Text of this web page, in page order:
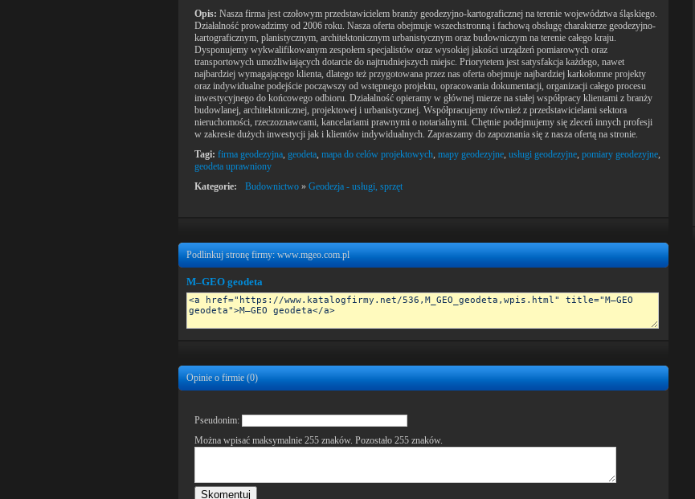
Opis: Nasza firma jest czołowym przedstawicielem branży geodezyjno-kartograficznej na terenie województwa śląskiego.
Działalność prowadzimy od 2006 roku. Nasza oferta obejmuje wszechstronną i fachową obsługę charakterze geodezyjno-
kartograficznym, planistycznym, architektonicznym urbanistycznym oraz budowniczym na terenie całego kraju.
Dysponujemy wykwalifikowanym zespołem specjalistów oraz wysokiej jakości urządzeń pomiarowych oraz
transportowych umożliwiających dotarcie do najtrudniejszych miejsc. Priorytetem jest satysfakcja każdego, nawet
najbardziej wymagającego klienta, dlatego też przygotowana przez nas oferta obejmuje najbardziej karkołomne projekty
oraz indywidualne podejście począwszy od wstępnego projektu, opracowania dokumentacji, organizacji całego procesu
inwestycyjnego do końcowego odbioru. Działalność opieramy w głównej mierze na stałej współpracy klientami z branży
budowlanej, architektonicznej, projektowej i urbanistycznej. Współpracujemy również z przedstawicielami sektora
nieruchomości, rzeczoznawcami, kancelariami prawnymi o notarialnymi. Chętnie podejmujemy się zleceń innych profesji
w zakresie dużych inwestycji jak i klientów indywidualnych. Zapraszamy do zapoznania się z nasza ofertą na stronie.
Tagi: firma geodezyjna, geodeta, mapa do celów projektowych, mapy geodezyjne, usługi geodezyjne, pomiary geodezyjne,
geodeta uprawniony
Kategorie:
Budownictwo » Geodezja - usługi, sprzęt
Podlinkuj stronę firmy: www.mgeo.com.pl
M–GEO geodeta
Opinie o firmie (0)
Pseudonim:
Można wpisać maksymalnie 255 znaków. Pozostało 255 znaków.